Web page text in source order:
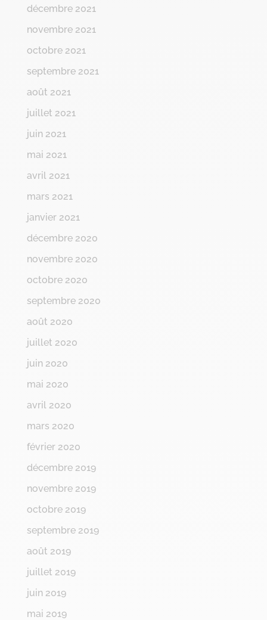
décembre 2021
novembre 2021
octobre 2021
septembre 2021
août 2021
juillet 2021
juin 2021
mai 2021
avril 2021
mars 2021
janvier 2021
décembre 2020
novembre 2020
octobre 2020
septembre 2020
août 2020
juillet 2020
juin 2020
mai 2020
avril 2020
mars 2020
février 2020
décembre 2019
novembre 2019
octobre 2019
septembre 2019
août 2019
juillet 2019
juin 2019
mai 2019